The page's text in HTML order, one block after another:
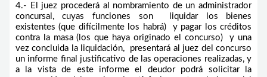
4.- El juez procederá al nombramiento de un administrador
concursal, cuyas funciones son liquidar los bienes
existentes (que difícilmente los habrá) y pagar los créditos
contra la masa (los que haya originado el concurso) y una
vez concluida la liquidación, presentará al juez del concurso
un informe final justificativo de las operaciones realizadas, y
a la vista de este informe el deudor podrá solicitar la